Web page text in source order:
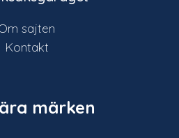
sajten
Kontakt
märken